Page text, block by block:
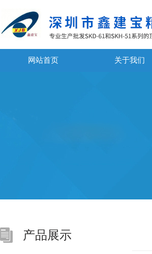
网站首页 关于我们
产品展示